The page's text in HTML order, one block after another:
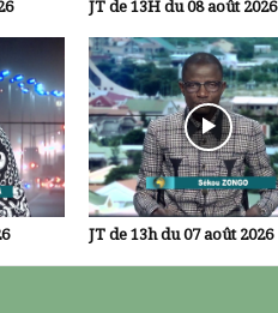
JT de 13H du 08 août 2026
JT de 13h du 07 août 2026